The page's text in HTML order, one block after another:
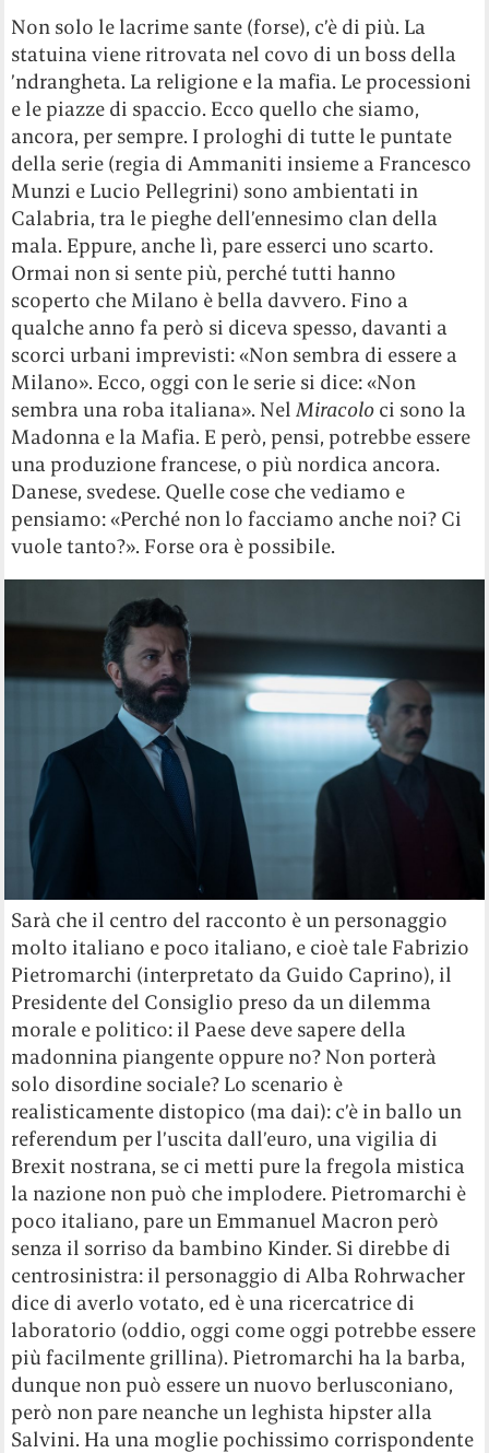
Non solo le lacrime sante (forse), c’è di più. La
statuina viene ritrovata nel covo di un boss della
’ndrangheta. La religione e la mafia. Le processioni
e le piazze di spaccio. Ecco quello che siamo,
ancora, per sempre. I prologhi di tutte le puntate
della serie (regia di Ammaniti insieme a Francesco
Munzi e Lucio Pellegrini) sono ambientati in
Calabria, tra le pieghe dell’ennesimo clan della
mala. Eppure, anche lì, pare esserci uno scarto.
Ormai non si sente più, perché tutti hanno
scoperto che Milano è bella davvero. Fino a
qualche anno fa però si diceva spesso, davanti a
scorci urbani imprevisti: «Non sembra di essere a
Milano». Ecco, oggi con le serie si dice: «Non
sembra una roba italiana». NelMiracolo ci sono la
Madonna e la Mafia. E però, pensi, potrebbe essere
una produzione francese, o più nordica ancora.
Danese, svedese. Quelle cose che vediamo e
pensiamo: «Perché non lo facciamo anche noi? Ci
vuole tanto?». Forse ora è possibile.
Sarà che il centro del racconto è un personaggio
molto italiano e poco italiano, e cioè tale Fabrizio
Pietromarchi (interpretato da Guido Caprino), il
Presidente del Consiglio preso da un dilemma
morale e politico: il Paese deve sapere della
madonnina piangente oppure no? Non porterà
solo disordine sociale? Lo scenario è
realisticamente distopico (ma dai): c’è in ballo un
referendum per l’uscita dall’euro, una vigilia di
Brexit nostrana, se ci metti pure la fregola mistica
la nazione non può che implodere. Pietromarchi è
poco italiano, pare un Emmanuel Macron però
senza il sorriso da bambino Kinder. Si direbbe di
centrosinistra: il personaggio di Alba Rohrwacher
dice di averlo votato, ed è una ricercatrice di
laboratorio (oddio, oggi come oggi potrebbe essere
più facilmente grillina). Pietromarchi ha la barba,
dunque non può essere un nuovo berlusconiano,
però non pare neanche un leghista hipster alla
Salvini. Ha una moglie pochissimo corrispondente